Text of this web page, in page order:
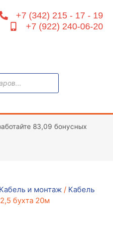
+7 (342) 215 - 17 - 19
+7 (922) 240-06-20
83,09 бонусных
Кабель и монтаж / Кабель
бухта 20м